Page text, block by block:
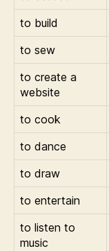
to build
to sew
to create a
website
to cook
to dance
to draw
to entertain
to listen to
music